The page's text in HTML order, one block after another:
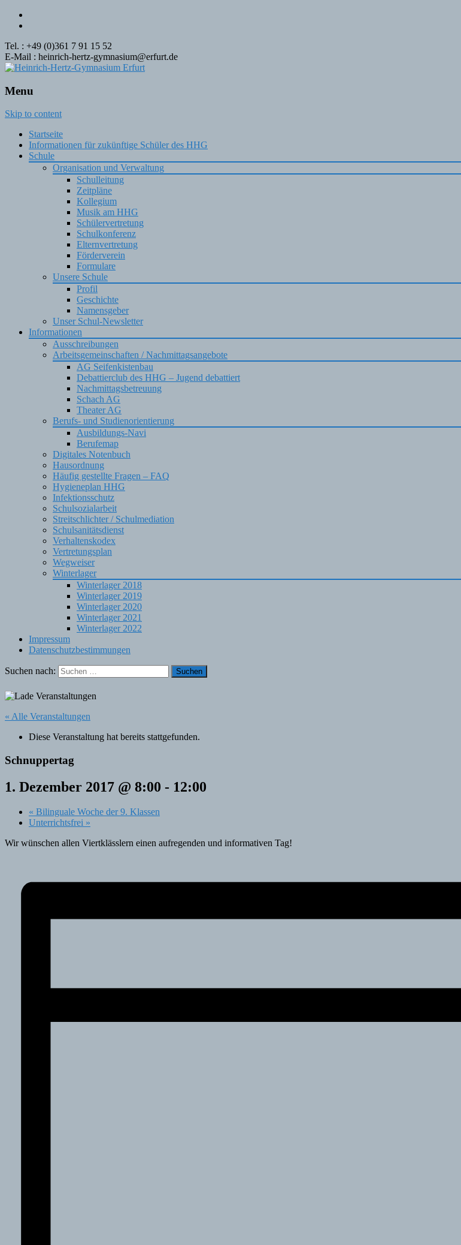
Tel. : +49 (0)361 7 91 15 52
E-Mail : heinrich-hertz-gymnasium@erfurt.de
Menu
Skip to content
Startseite
Informationen für zukünftige Schüler des HHG
Schule
Organisation und Verwaltung
Schulleitung
Zeitpläne
Kollegium
Musik am HHG
Schülervertretung
Schulkonferenz
Elternvertretung
Förderverein
Formulare
Unsere Schule
Profil
Geschichte
Namensgeber
Unser Schul-Newsletter
Informationen
Ausschreibungen
Arbeitsgemeinschaften / Nachmittagsangebote
AG Seifenkistenbau
Debattierclub des HHG – Jugend debattiert
Nachmittagsbetreuung
Schach AG
Theater AG
Berufs- und Studienorientierung
Ausbildungs-Navi
Berufemap
Digitales Notenbuch
Hausordnung
Häufig gestellte Fragen – FAQ
Hygieneplan HHG
Infektionsschutz
Schulsozialarbeit
Streitschlichter / Schulmediation
Schulsanitätsdienst
Verhaltenskodex
Vertretungsplan
Wegweiser
Winterlager
Winterlager 2018
Winterlager 2019
Winterlager 2020
Winterlager 2021
Winterlager 2022
Impressum
Datenschutzbestimmungen
Suchen nach:
« Alle Veranstaltungen
Diese Veranstaltung hat bereits stattgefunden.
Schnuppertag
1. Dezember 2017 @ 8:00 - 12:00
« Bilinguale Woche der 9. Klassen
Unterrichtsfrei »
Wir wünschen allen Viertklässlern einen aufregenden und informativen Tag!